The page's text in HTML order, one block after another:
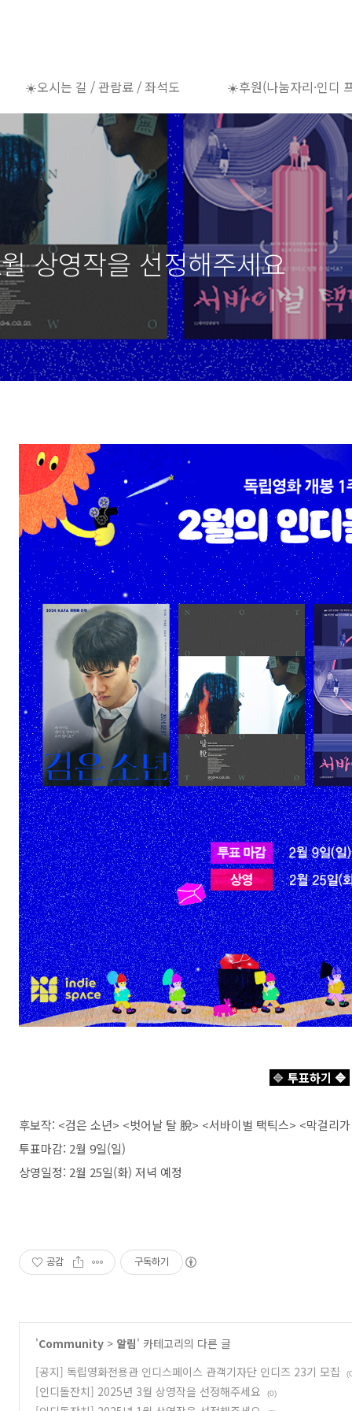
☀️오시는 길 / 관람료 / 좌석도 ☀️후원(나눔자리·인디
상영작을 선정해주세요
🔷 투표하기 🔷
후보작: <검은 소년> <벗어날 탈 脫> <서바이벌 택틱스> <막걸리
투표마감: 2월 9일(일)
상영일정: 2월 25일(화) 저녁 예정
공감 구독하기
'Community > 알림' 카테고리의 다른 글
[공지] 독립영화전용관 인디스페이스 관객기자단 인디즈 23기 모집
[인디돌잔치] 2025년 3월 상영작을 선정해주세요 (0)